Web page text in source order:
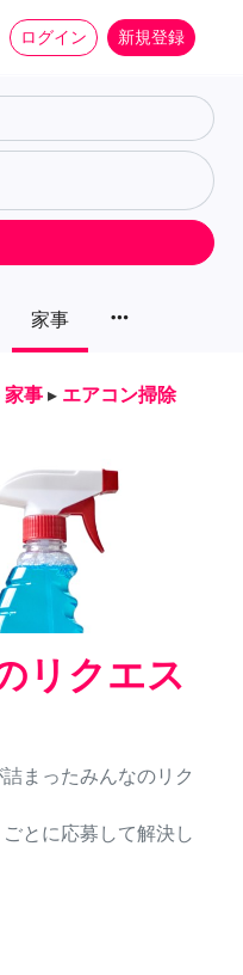
ログイン 新規登録
家事 more_horiz
家事 ▸ エアコン掃除
リクエス
まったみんなのリク
とに応募して解決し